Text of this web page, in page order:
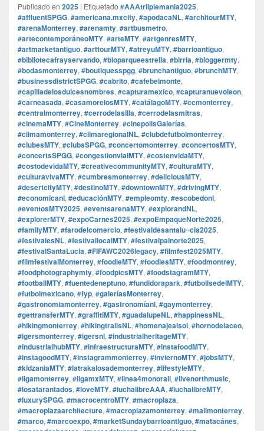
Publicado en 2025 | Etiquetado #AAAtriiplemania2025,
#affluentSPGG, #americana.mxcity, #apodacaNL, #architourMTY,
#arenaMonterrey, #arenamty, #artbusmetro,
#artecontemporáneoMTY, #arteMTY, #artgenresMTY,
#artmarketantiguo, #arttourMTY, #atreyuMTY, #barrioantiguo,
#bibliotecafrayservando, #bioparqueestrella, #birria, #bloggermty,
#bodasmonterrey, #boutiquesspgg, #brunchantiguo, #brunchMTY,
#businessdistrictSPGG, #cabrito, #cafebelmonte,
#capilladelosdulcesnombres, #capturamexico, #capturanuevoleon,
#carneasada, #casamorelosMTY, #catálagoMTY, #ccmonterrey,
#centralmonterrey, #cerrodelasilla, #cerrodelasmitras,
#cinemaMTY, #CineMonterrey, #cinepolisGalerías,
#climamonterrey, #climaregionalNL, #clubdefutbolmonterrey,
#clubesMTY, #clubsSPGG, #concertomonterrey, #concertosMTY,
#concertsSPGG, #congestionvialMTY, #costenvidaMTY,
#costodevidaMTY, #creativecommunityMTY, #culturaMTY,
#culturavivaMTY, #cumbresmonterrey, #deliciousMTY,
#desertcityMTY, #destinoMTY, #downtownMTY, #drivingMTY,
#economicanl, #educaciónMTY, #empleomty, #escobedonl,
#eventosMTY2025, #eventsarenaMTY, #explorandNL,
#explorerMTY, #expoCarnes2025, #expoEmpaqueNorte2025,
#familyMTY, #farodelcomercio, #festivaldesantalu¬cia2025,
#festivalesNL, #festivallocalMTY, #festivalpalnorte2025,
#festivalSantaLucia, #FIFAWC2026legacy, #filmfest2025MTY,
#filmfestivalMonterrey, #foodieMTY, #foodiesMTY, #foodmontrey,
#foodphotographymty, #foodpicsMTY, #foodstagramMTY,
#footballMTY, #fuentedeneptuno, #fundidorapark, #futbolisedelMTY,
#futbolmexicano, #fyp, #galeríasMonterrey,
#gastronomiamonterrey, #gastronomíanl, #gaymonterrey,
#gettransferMTY, #graffitiMTY, #guadalupeNL, #happinessNL,
#hikingmonterrey, #hikingtrailsNL, #homenajealsol, #hornodelaceo,
#igersmonterrey, #igersnl, #industrialheritageMTY,
#industrialhubMTY, #infraestructuraMTY, #instafoodMTY,
#instagoodMTY, #instagrammonterrey, #inviernoMTY, #jobsMTY,
#kidzaniaMTY, #latrakalosademonterrey, #lifestyleMTY,
#ligamonterrey, #ligamxMTY, #linea4monorail, #livenorthmusic,
#losatarantados, #loveMTY, #luchalibreAAA, #luchalibreMTY,
#luxurySPGG, #macrocentroMTY, #macroplaza,
#macroplazaarchitecture, #macroplazamonterrey, #mallmonterrey,
#marco, #marcoexpo, #marketSundaybarrioantiguo, #matacánes,